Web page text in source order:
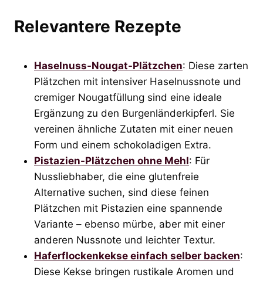
Relevantere Rezepte
Haselnuss-Nougat-Plätzchen: Diese zarten
Plätzchen mit intensiver Haselnussnote und
cremiger Nougatfüllung sind eine ideale
Ergänzung zu den Burgenländerkipferl. Sie
vereinen ähnliche Zutaten mit einer neuen
Form und einem schokoladigen Extra.
Pistazien-Plätzchen ohne Mehl: Für
Nussliebhaber, die eine glutenfreie
Alternative suchen, sind diese feinen
Plätzchen mit Pistazien eine spannende
Variante – ebenso mürbe, aber mit einer
anderen Nussnote und leichter Textur.
Haferflockenkekse einfach selber backen:
Diese Kekse bringen rustikale Aromen und